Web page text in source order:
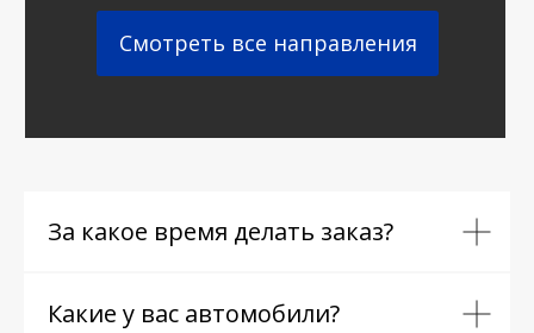
Смотреть все направления
За какое время делать заказ?
Какие у вас автомобили?